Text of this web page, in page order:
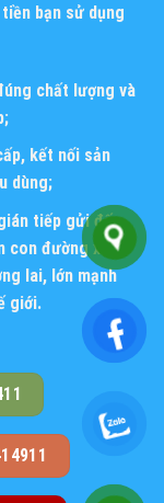
bạn sử dụng
chất lượng và
kết nối sản
dùng;
tiếp gửi đến
con đường xây
lai, lớn mạnh
giới.